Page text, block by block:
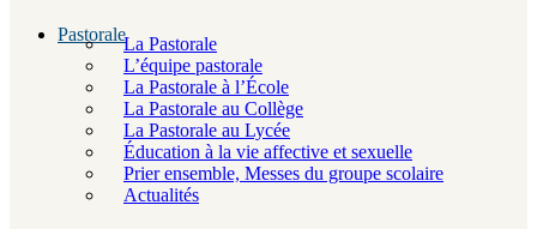
PastoraleLa Pastorale
L’équipe pastorale
La Pastorale à l’École
La Pastorale au Collège
La Pastorale au Lycée
Éducation à la vie affective et sexuelle
Prier ensemble, Messes du groupe scolaire
Actualités